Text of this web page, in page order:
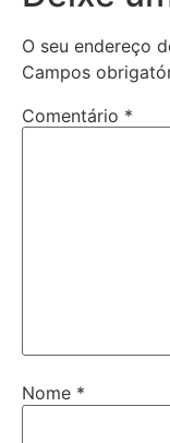
O seu endereço
Campos
Comentário *
Nome *